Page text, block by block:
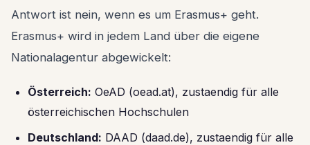
Antwort ist nein, wenn es um Erasmus+ geht.
Erasmus+ wird in jedem Land über die eigene
Nationalagentur abgewickelt:
Österreich: OeAD (oead.at), zustaendig für alle
österreichischen Hochschulen
Deutschland: DAAD (daad.de), zustaendig für alle